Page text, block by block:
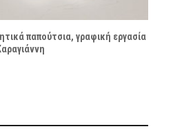
παπούτσια, γραφική εργασία